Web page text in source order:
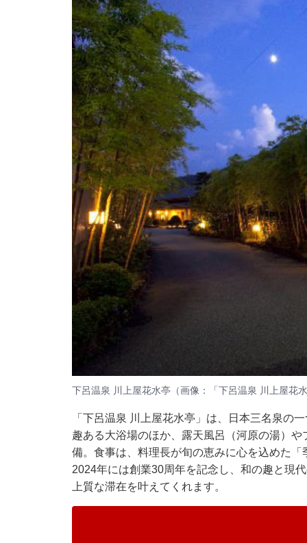
下呂温泉 川上屋花水亭（画像：「下呂温泉 川上屋花
「下呂温泉 川上屋花水亭」は、日本三名泉の
趣ある大浴場のほか、露天風呂（河原の湯）
備。食事は、料理長が旬の恵みに心を込めた
2024年には創業30周年を記念し、和の趣と現
上質な滞在を叶えてくれます。